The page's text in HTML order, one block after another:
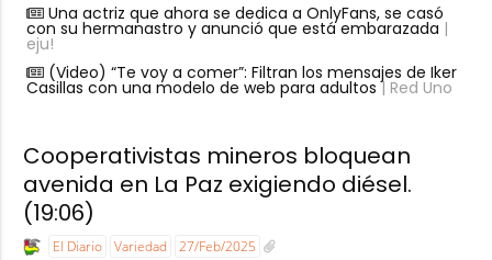
Una actriz que ahora se dedica a OnlyFans, se casó
con su hermanastro y anunció que está embarazada |
eju!
(Video) “Te voy a comer”: Filtran los mensajes de Iker
Casillas con una modelo de web para adultos | Red Uno
Cooperativistas mineros bloquean
avenida en La Paz exigiendo diésel.
(19:06)
El Diario Variedad 27/Feb/2025